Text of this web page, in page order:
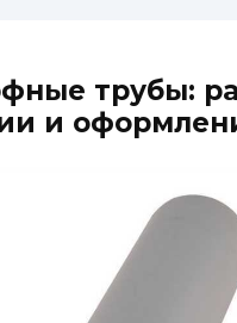
трубы:
и